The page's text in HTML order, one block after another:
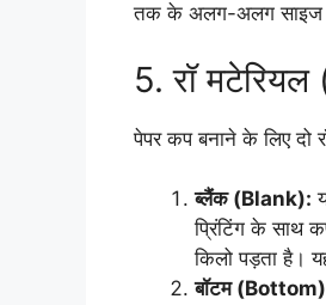
तक के अलग-अलग साइज
5. रॉ
पेपर कप बनाने के लिए दो
ब्लैंक (Blank):
प्रिंटिंग के साथ
किलो पड़ता है।
बॉटम